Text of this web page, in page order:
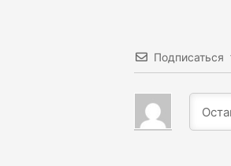
Подписаться